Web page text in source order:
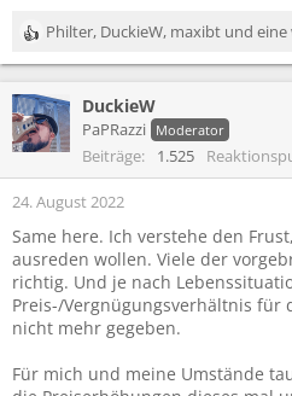
R
e
k
t
i
n
e
n
:
Philter, DuckieW, maxibt und eine
DuckieW
PaPRazzi Moderator
Beiträge 1.525
24. August 2022
Same here. Ich verstehe den
ausreden wollen. Viele der
richtig. Und je nach
Preis-/Vergnügungsverhältnis für
nicht mehr gegeben.
Für mich und meine Umstände